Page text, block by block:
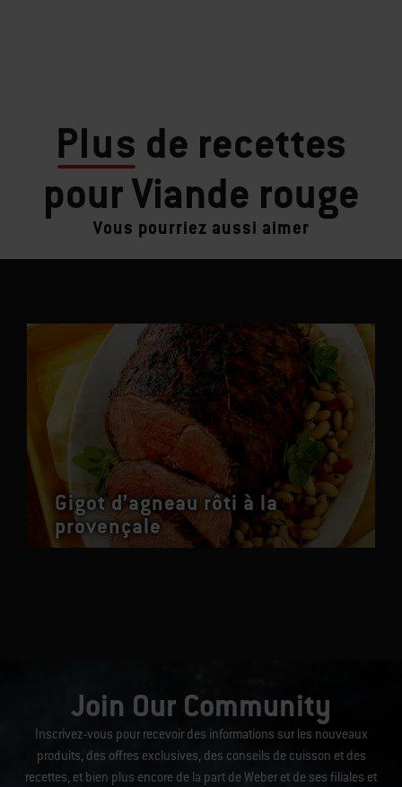
Plus de recettes
pour Viande rouge
Vous pourriez aussi aimer
Gigot d’agneau rôti à la
provençale
Join Our Community
Inscrivez-vous pour recevoir des informations sur les nouveaux
produits, des offres exclusives, des conseils de cuisson et des
recettes, et bien plus encore de la part de Weber et de ses filiales et